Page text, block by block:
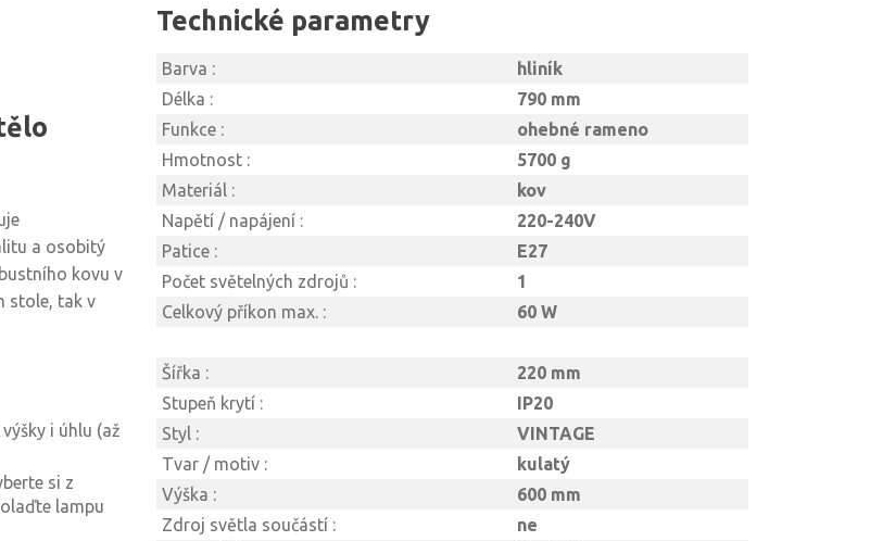
a osobitý
kovu v
stole, tak v
i úhlu (až
si z
lampu
Technické parametry
Barva :
hliník
Délka :
790 mm
Funkce :
ohebné rameno
Hmotnost :
5700 g
Materiál :
kov
Napětí / napájení :
220-240V
Patice :
E27
Počet světelných zdrojů :
1
Celkový příkon max. :
60 W
Šířka :
220 mm
Stupeň krytí :
IP20
Styl :
VINTAGE
Tvar / motiv :
kulatý
Výška :
600 mm
Zdroj světla součástí :
ne